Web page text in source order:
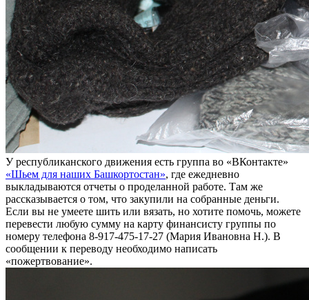
У республиканского движения есть группа во «ВКонтакте»
«Шьем для наших Башкортостан», где ежедневно
выкладываются отчеты о проделанной работе. Там же
рассказывается о том, что закупили на собранные деньги.
Если вы не умеете шить или вязать, но хотите помочь, можете
перевести любую сумму на карту финансисту группы по
номеру телефона 8-917-475-17-27 (Мария Ивановна Н.). В
сообщении к переводу необходимо написать
«пожертвование».